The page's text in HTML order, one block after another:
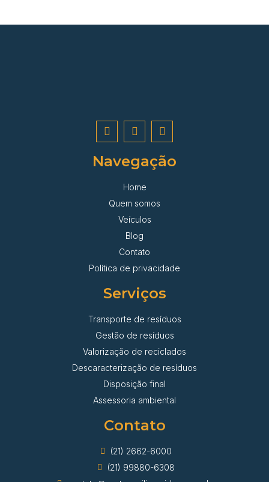
Navegação
Home
Quem somos
Veículos
Blog
Contato
Política de privacidade
Serviços
Transporte de resíduos
Gestão de resíduos
Valorização de reciclados
Descaracterização de resíduos
Disposição final
Assessoria ambiental
Contato
(21) 2662-6000
(21) 99880-6308